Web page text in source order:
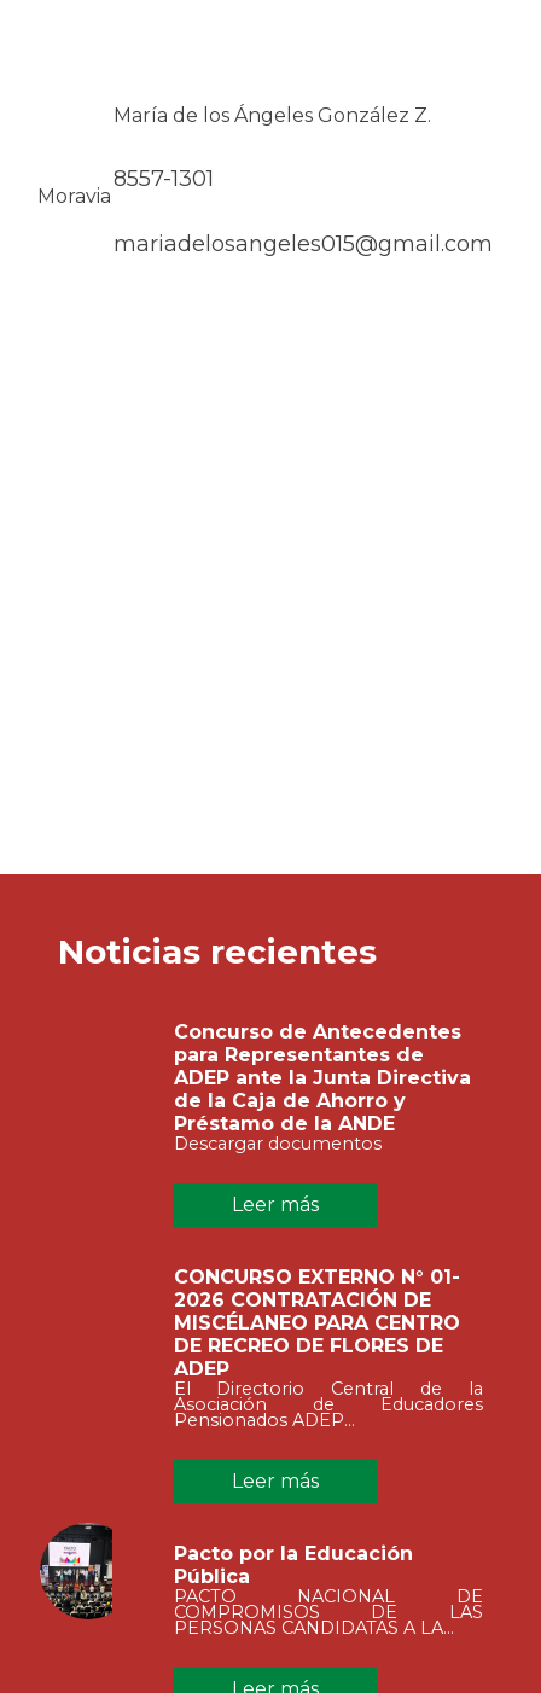
Moravia
María de los Ángeles González Z.
8557-1301
mariadelosangeles015@gmail.com
Noticias recientes
Concurso de Antecedentes
para Representantes de
ADEP ante la Junta Directiva
de la Caja de Ahorro y
Préstamo de la ANDE
Descargar documentos
Leer más
CONCURSO EXTERNO N° 01-
2026 CONTRATACIÓN DE
MISCÉLANEO PARA CENTRO
DE RECREO DE FLORES DE
ADEP
El Directorio Central de la
Asociación de Educadores
Pensionados ADEP...
Leer más
Pacto por la Educación
Pública
PACTO NACIONAL DE
COMPROMISOS DE LAS
PERSONAS CANDIDATAS A LA...